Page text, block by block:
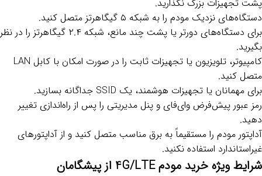
پشت تجهیزات بزرگ نگذارید.
دستگاه‌های نزدیک مودم را به شبکه ۵ گیگاهرتز متصل کنید.
برای دستگاه‌های دورتر یا پشت چند مانع، شبکه ۲.۴ گیگاهرتز را در نظر
بگیرید.
کامپیوتر، تلویزیون یا تجهیزات ثابت را در صورت امکان با کابل LAN
متصل کنید.
برای مهمانان یا تجهیزات هوشمند، یک SSID جداگانه بسازید.
رمز عبور پیش‌فرض وای‌فای و پنل مدیریتی را پس از راه‌اندازی تغییر
دهید.
آداپتور مودم را مستقیماً به برق مناسب متصل کنید و از آداپتورهای
غیراستاندارد استفاده نکنید.
شرایط ویژه خرید مودم 4G/LTE از پیشگامان